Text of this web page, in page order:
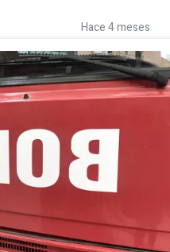
Hace 4 meses